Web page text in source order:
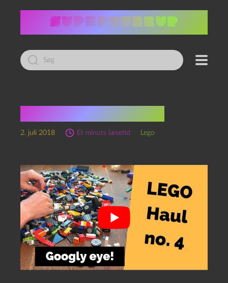
Led
efter:
2. juli 2018 Et minuts læsetid Lego